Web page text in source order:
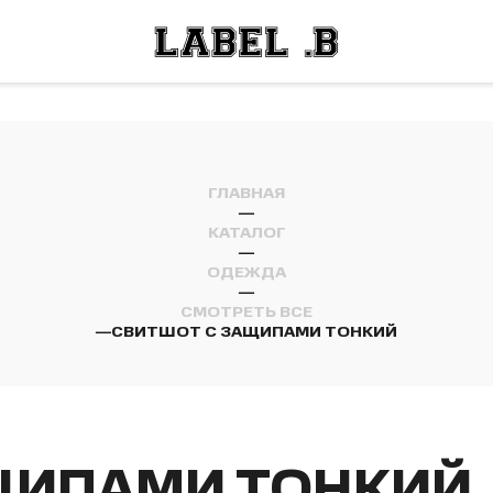
ГЛАВНАЯ
—
КАТАЛОГ
—
ОДЕЖДА
—
СМОТРЕТЬ ВСЕ
—СВИТШОТ С ЗАЩИПАМИ ТОНКИЙ